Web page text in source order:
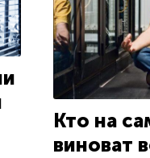
Кто на
виноват